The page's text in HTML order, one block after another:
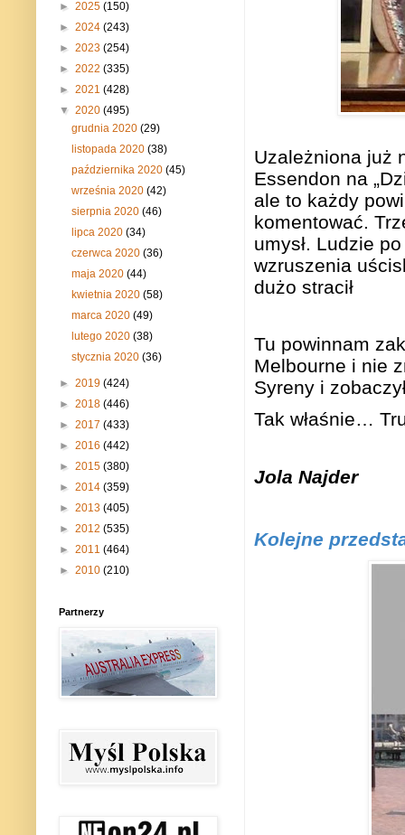
Uzależniona już
Essendon na
ale to każdy
komentować.
umysł. Ludzie
wzruszenia
dużo stracił
Tu powinnam
Melbourne i nie
Syreny i
Tak właśnie…
Jola Najder
Kolejne
► 2025 (150)
► 2024 (243)
► 2023 (254)
► 2022 (335)
► 2021 (428)
▼ 2020 (495)
grudnia 2020(29)
listopada 2020(38)
października 2020(45)
września 2020(42)
sierpnia 2020(46)
lipca 2020(34)
czerwca 2020(36)
maja 2020(44)
kwietnia 2020(58)
marca 2020(49)
lutego 2020(38)
stycznia 2020(36)
► 2019 (424)
► 2018 (446)
► 2017 (433)
► 2016 (442)
► 2015 (380)
► 2014 (359)
► 2013 (405)
► 2012 (535)
► 2011 (464)
► 2010 (210)
Partnerzy